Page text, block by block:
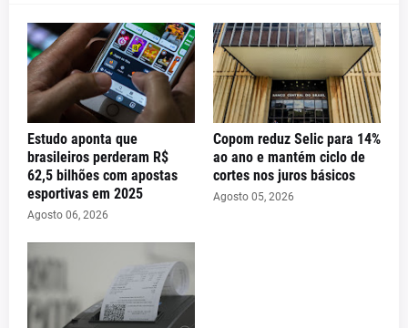
Estudo aponta que
brasileiros perderam R$
62,5 bilhões com apostas
esportivas em 2025
Agosto 06, 2026
Copom reduz Selic para 14%
ao ano e mantém ciclo de
cortes nos juros básicos
Agosto 05, 2026